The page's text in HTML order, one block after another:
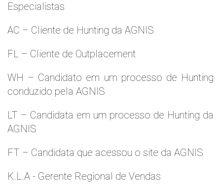
Especialistas
AC – Cliente de Hunting da AGNIS
FL – Cliente de Outplacement
WH – Candidato em um processo de Hunting
conduzido pela AGNIS
LT – Candidata em um processo de Hunting da
AGNIS
FT – Candidata que acessou o site da AGNIS
K.L.A - Gerente Regional de Vendas